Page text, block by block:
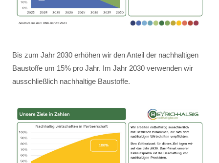
Bis zum Jahr 2030 erhöhen wir den Anteil der nachhaltigen
Baustoffe um 15% pro Jahr. Im Jahr 2030 verwenden wir
ausschließlich nachhaltige Baustoffe.